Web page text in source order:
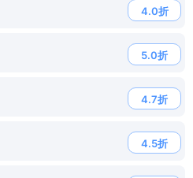
4.0折
5.0折
4.7折
4.5折